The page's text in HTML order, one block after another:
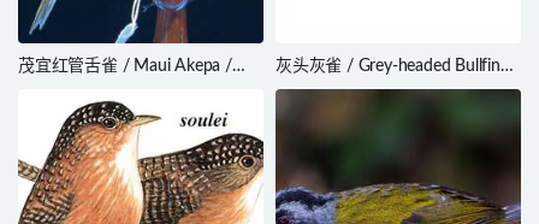
茂宜红管舌雀 / Maui Akepa /
灰头灰雀 / Grey-headed Bullfinch
/ Pyrrhula erythaca